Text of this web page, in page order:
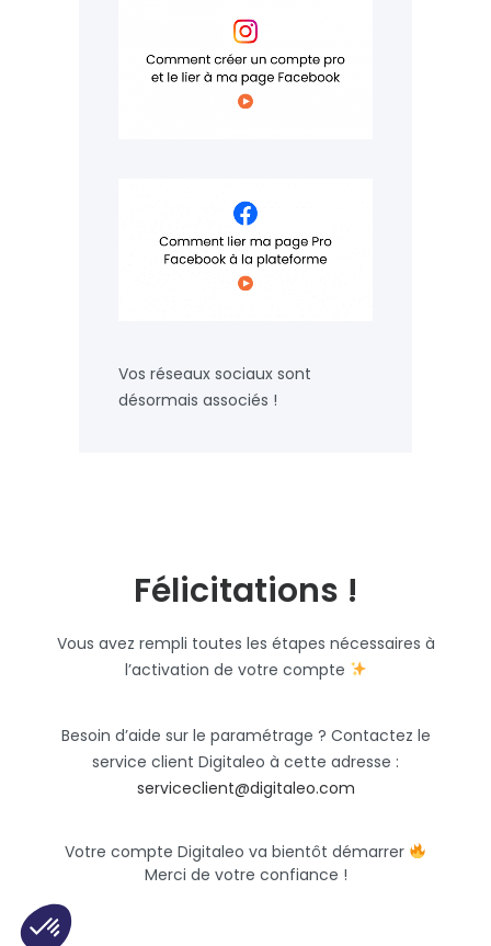
Vos réseaux sociaux sont
désormais associés !
Félicitations !
Vous avez rempli toutes les étapes nécessaires à
l’activation de votre compte
Besoin d’aide sur le paramétrage ? Contactez le
service client Digitaleo à cette adresse :
serviceclient@digitaleo.com
Votre compte Digitaleo va bientôt démarrer
Merci de votre confiance !